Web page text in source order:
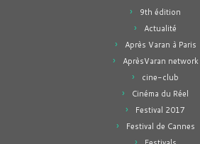
9th édition
Actualité
Après Varan à Paris
AprèsVaran network
cine-club
Cinéma du Réel
Festival 2017
Festival de Cannes